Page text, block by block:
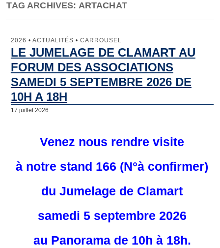
Lunebourg
North Lincolnshire
Majadahonda
Artachat
Qu’est-ce que le Comité de Jumelage de Clamart ?
Les domaines d’intervention
Les villes jumelles
TAG ARCHIVES: ARTACHAT
2026 • ACTUALITÉS • CARROUSEL
LE JUMELAGE DE CLAMART AU
FORUM DES ASSOCIATIONS
SAMEDI 5 SEPTEMBRE 2026 DE
10H A 18H
17 juillet 2026
Venez nous rendre visite
à notre stand 166 (N°à confirmer)
du Jumelage de Clamart
samedi 5 septembre 2026
au Panorama de 10h à 18h.